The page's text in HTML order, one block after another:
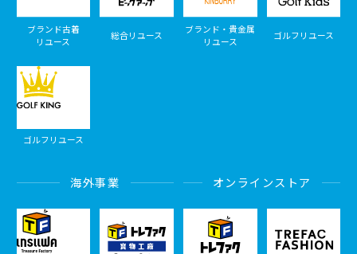
ブランド古着
リユース
総合リユース
ブランド・貴金属
リユース
ゴルフリユース
ゴルフリユース
海外事業 オンラインストア